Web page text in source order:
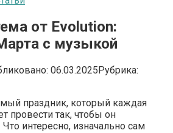
от Evolution:
с музыкой
06.03.2025Рубрика:
праздник, который каждая
провести так, чтобы он
интересно, изначально сам